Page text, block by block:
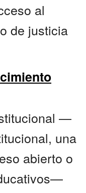
al
de justicia
—
una
abierto o